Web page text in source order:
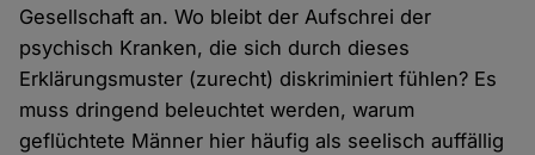
Gesellschaft an. Wo bleibt der Aufschrei der
psychisch Kranken, die sich durch dieses
Erklärungsmuster (zurecht) diskriminiert fühlen? Es
muss dringend beleuchtet werden, warum
geflüchtete Männer hier häufig als seelisch auffällig